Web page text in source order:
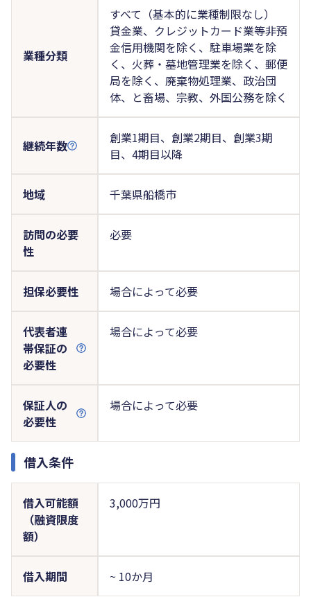
業種分類
すべて（基本的に業種制限なし）
貸金業、クレジットカード業等非預
金信用機関を除く、駐車場業を除
く、火葬・墓地管理業を除く、郵便
局を除く、廃棄物処理業、政治団
体、と畜場、宗教、外国公務を除く
継続年数
創業1期目、創業2期目、創業3期
目、4期目以降
地域 千葉県船橋市
訪問の必要
性
必要
担保必要性 場合によって必要
代表者連
帯保証の
必要性
場合によって必要
保証人の
必要性
場合によって必要
借入条件
借入可能額
（融資限度
額）
3,000万円
借入期間 ~ 10か月